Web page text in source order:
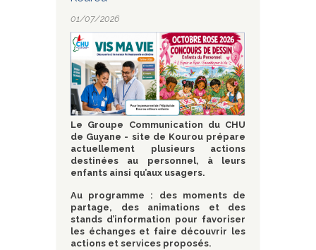
01/07/2026
Le Groupe Communication du CHU
de Guyane - site de Kourou prépare
actuellement plusieurs actions
destinées au personnel, à leurs
enfants ainsi qu’aux usagers.
Au programme : des moments de
partage, des animations et des
stands d’information pour favoriser
les échanges et faire découvrir les
actions et services proposés.